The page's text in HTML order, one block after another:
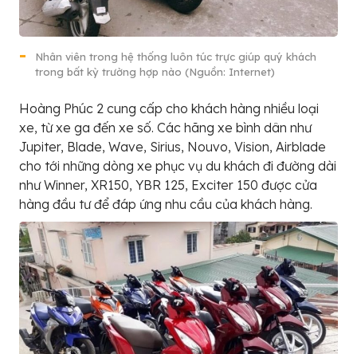
Nhân viên trong hệ thống luôn túc trực giúp quý khách
trong bất kỳ trường hợp nào (Nguồn: Internet)
Hoàng Phúc 2 cung cấp cho khách hàng nhiều loại
xe, từ xe ga đến xe số. Các hãng xe bình dân như
Jupiter, Blade, Wave, Sirius, Nouvo, Vision, Airblade
cho tới những dòng xe phục vụ du khách đi đường dài
như Winner, XR150, YBR 125, Exciter 150 được cửa
hàng đầu tư để đáp ứng nhu cầu của khách hàng.